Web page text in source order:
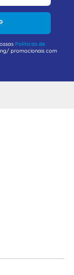
Políticas de
promocionais com